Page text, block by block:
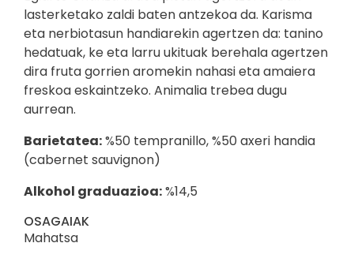
lasterketako zaldi baten antzekoa da. Karisma
eta nerbiotasun handiarekin agertzen da: tanino
hedatuak, ke eta larru ukituak berehala agertzen
dira fruta gorrien aromekin nahasi eta amaiera
freskoa eskaintzeko. Animalia trebea dugu
aurrean.
Barietatea:%50 tempranillo, %50 axeri handia
(cabernet sauvignon)
Alkohol graduazioa:%14,5
OSAGAIAK
Mahatsa